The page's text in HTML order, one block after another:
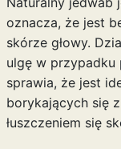
oznacza, że jest
skórze głowy.
ulgę w przypadku
sprawia, że jest
borykających się
łuszczeniem się